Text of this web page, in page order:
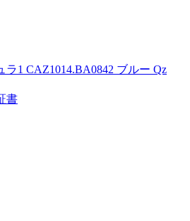
1 CAZ1014.BA0842 ブルー Qz
書